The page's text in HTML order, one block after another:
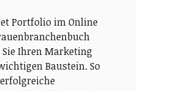
Portfolio im Online
Ihren Marketing
Baustein. So